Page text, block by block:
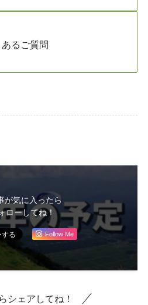
あるご質問
が気に入ったら
ローしてね！
Follow Me
シェアしてね！